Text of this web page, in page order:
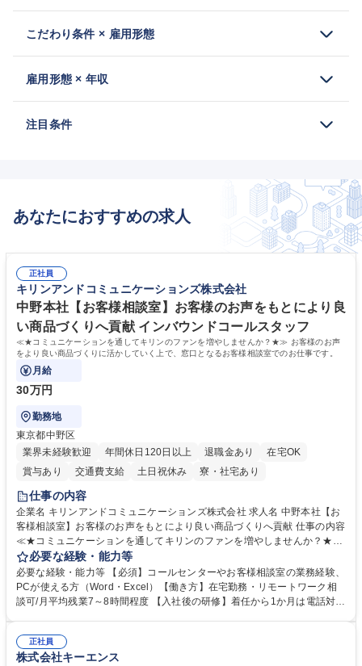
こだわり条件 × 雇用形態
雇用形態 × 年収
注目条件
あなたにおすすめの求人
正社員
キリンアンドコミュニケーションズ株式会社
中野本社【お客様相談室】お客様のお声をもとにより良
い商品づくりへ貢献 インバウンドコールスタッフ
≪★コミュニケーションを通してキリンのファンを増やしませんか？★≫ お客様のお声
をより良い商品づくりに活かしていく上で、窓口となるお客様相談室でのお仕事です。
月給
30万円
勤務地
東京都中野区
業界未経験歓迎
年間休日120日以上 退職金あり
在宅OK
賞与あり
交通費支給 土日祝休み 寮・社宅あり
仕事の内容
企業名 キリンアンドコミュニケーションズ株式会社 求人名 中野本社【お
客様相談室】お客様のお声をもとにより良い商品づくりへ貢献 仕事の内容
≪★コミュニケーションを通してキリンのファンを増やしませんか？★≫
お客様のお声をより良い商品づくりに活かしていく上で、窓口となるお客
様相談室でのお仕事です。 日々お客様からいただくキリングループへのご
意見を、企業活動に活かしています。お客様からの声に迅速かつ誠意をも
って対応、情報提供するとともにグループ内活動に反映しています。 【具
平均100件前後■メール・手紙：同上40件前後 募集職種 中野本社【お客様
相談室】お客様のお声をもとにより良い商品づくりへ貢献
必要な経験・能力等
必要な経験・能力等 【必須】コールセンターやお客様相談室の業務経験、
PCが使える方（Word・Excel）【働き方】在宅勤務・リモートワーク相
談可/月平均残業7～8時間程度 【入社後の研修】着任から1か月は電話対応
すのでご安心ください。 【当社について】キリングループの広報機能を担
う会社として、お客様との出会いを大切にし、磨き上げたホスピタリティ
正社員
株式会社キーエンス